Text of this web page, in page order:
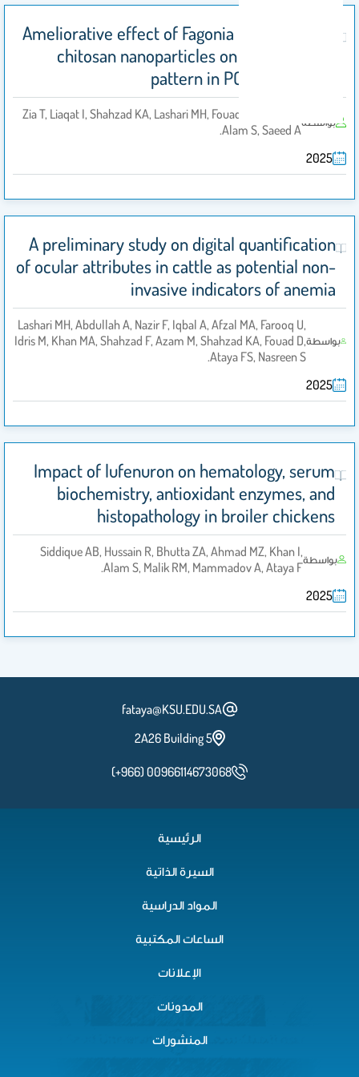
Ameliorative effect of Fagonia indica-coated
chitosan nanoparticles on the ovulatory
pattern in PCOS rat model
بواسطة
Zia T, Liaqat I, Shahzad KA, Lashari MH, Fouad D, Ataya FS,
Alam S, Saeed A.
2025
A preliminary study on digital quantification
of ocular attributes in cattle as potential non-
invasive indicators of anemia
بواسطة
Lashari MH, Abdullah A, Nazir F, Iqbal A, Afzal MA, Farooq U,
Idris M, Khan MA, Shahzad F, Azam M, Shahzad KA, Fouad D,
Ataya FS, Nasreen S.
2025
Impact of lufenuron on hematology, serum
biochemistry, antioxidant enzymes, and
histopathology in broiler chickens
بواسطةSiddique AB, Hussain R, Bhutta ZA, Ahmad MZ, Khan I,
Alam S, Malik RM, Mammadov A, Ataya F.
2025
fataya@KSU.EDU.SA
2A26 Building 5
(+966) 00966114673068
الرئيسية
السيرة الذاتية
المواد الدراسية
الساعات المكتبية
الإعلانات
المدونات
المنشورات